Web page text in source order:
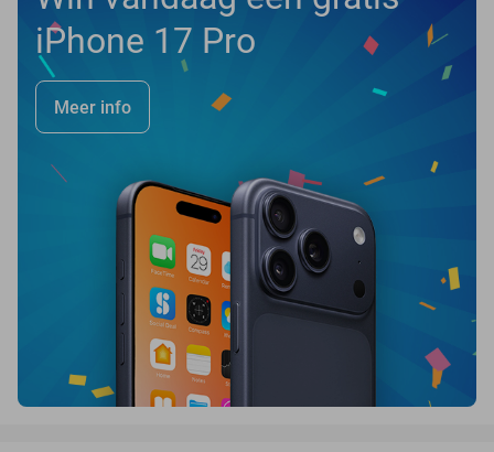
iPhone 17 Pro
Meer info